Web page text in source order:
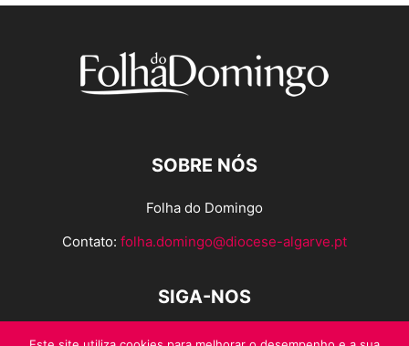
SOBRE NÓS
Folha do Domingo
Contato: folha.domingo@diocese-algarve.pt
SIGA-NOS